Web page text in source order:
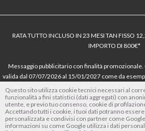
RATA TUTTO INCLUSO IN 23 MESI TAN FISSO
IMPORTO DI 800€*
Messaggio pubblicitario con finalità
valida dal 07/07/2026 al 15/01/2027 come da
bene € 800, Tan fisso 12,24% Taeg 12,95%, in 23
dell’offerta azzerati. Importo totale del credito €
Consumatore € 920. Decorrenza media della prima
le tue spese in modo responsabile e di conoscere
Findomestic ti ricorda, prima di sottoscrivere il
Questo sito utilizza cookie tecnici necessari al
funzionalità a fini statistici (dati aggregati) con
utente, e previo tuo consenso, cookie di
Accettando tutti i cookie, i tuoi dati potranno
personalizzata e condivisi con partner come
informazioni su come Google utilizza i dati